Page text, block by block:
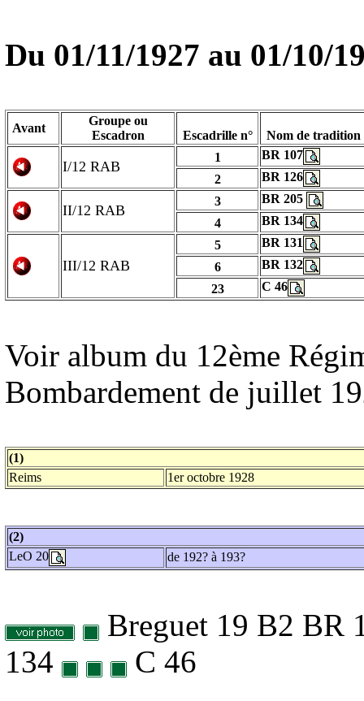
Du 01/11/1927 au 01/10/
Avant
Groupe ou
Escadron
Escadrille n° Nom de tradition
I/12 RAB
1
BR 107
2
BR 126
II/12 RAB
3
BR 205
4
BR 134
III/12 RAB
5
BR 131
6
BR 132
23
C 46
Voir album du 12ème
Bombardement de juillet
(1)
Reims
1er octobre 1928
(2)
LeO 20
de 192? à 193?
Breguet 19 B2 BR
134
C 46